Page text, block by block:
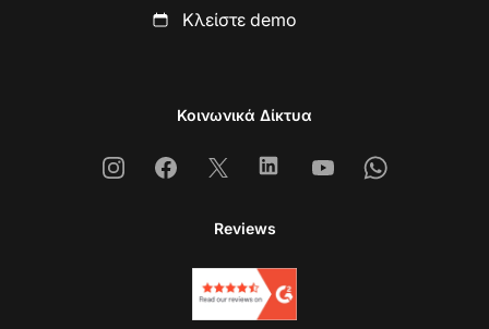
Κλείστε demo
Κοινωνικά Δίκτυα
InstagramFacebook
X LinkedinYoutubeWhatsapp
Reviews